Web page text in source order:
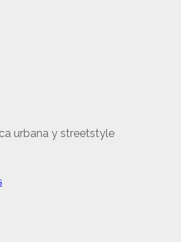
urbana y streetstyle